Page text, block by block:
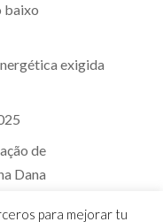
baixo
exigida
de
Dana
para mejorar tu